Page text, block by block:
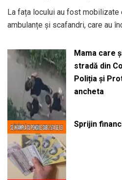
La fața locului au fost mobilizate
ambulanțe și scafandri, care au
Mama care
stradă din
Poliția și
ancheta
Sprijin